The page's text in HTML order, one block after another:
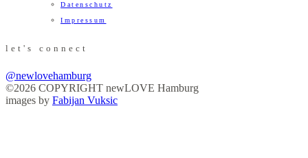
Datenschutz
Impressum
let's connect
@newlovehamburg
©2026 COPYRIGHT newLOVE Hamburg
images by Fabijan Vuksic